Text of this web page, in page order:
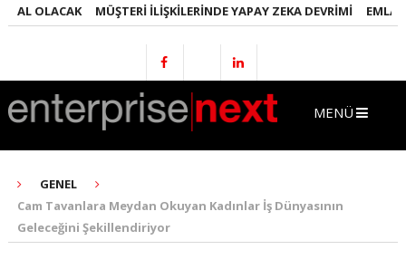
MÜŞTERI İLIŞKILERINDE YAPAY ZEKA DEVRIMI EMLAKTA
MENÜ
GENEL
Cam Tavanlara Meydan Okuyan Kadınlar İş Dünyasının
Geleceğini Şekillendiriyor